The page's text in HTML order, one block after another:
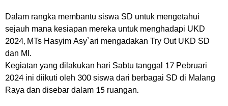
Dalam rangka membantu siswa SD untuk mengetahui
sejauh mana kesiapan mereka untuk menghadapi UKD
2024, MTs Hasyim Asy`ari mengadakan Try Out UKD SD
dan MI.
Kegiatan yang dilakukan hari Sabtu tanggal 17 Pebruari
2024 ini diikuti oleh 300 siswa dari berbagai SD di Malang
Raya dan disebar dalam 15 ruangan.